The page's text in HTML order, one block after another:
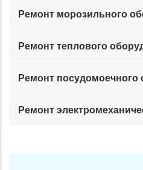
Ремонт морозильного
Ремонт теплового
Ремонт посудомоечного
Ремонт